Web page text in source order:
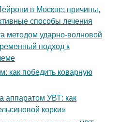
в Москве: причины,
способы лечения
методом ударно-волновой
подход к
как победить коварную
аппаратом УВТ: как
корки»